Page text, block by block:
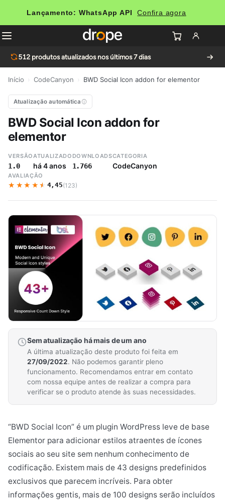
Lançamento: WhatsApp API Confira agora
512 produtos atualizados nos últimos 7 dias
Início CodeCanyon BWD Social Icon addon for elementor
Atualização automática
BWD Social Icon addon for
elementor
VERSÃO
1.0
ATUALIZADO
há 4 anos
DOWNLOADS
1.766
CATEGORIA
CodeCanyon
AVALIAÇÃO
★★★★★
★★★★★ 4,45(123)
Sem atualização há mais de um ano
A última atualização deste produto foi feita em
27/09/2022. Não podemos garantir pleno
funcionamento. Recomendamos entrar em contato
com nossa equipe antes de realizar a compra para
verificar se o produto atende às suas necessidades.
“BWD Social Icon” é um plugin WordPress leve de base
Elementor para adicionar estilos atraentes de ícones
sociais ao seu site sem nenhum conhecimento de
codificação. Existem mais de 43 designs predefinidos
exclusivos que parecem incríveis. Para obter
informações gentis, mais de 100 designs serão incluídos